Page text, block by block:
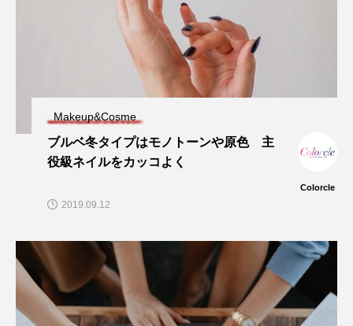
Makeup&Cosme
ブルベ冬タイプはモノトーンや原色 主
役級ネイルをカッコよく
Colorcle
2019.09.12